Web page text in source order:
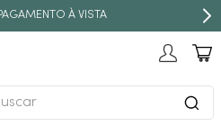
À VISTA